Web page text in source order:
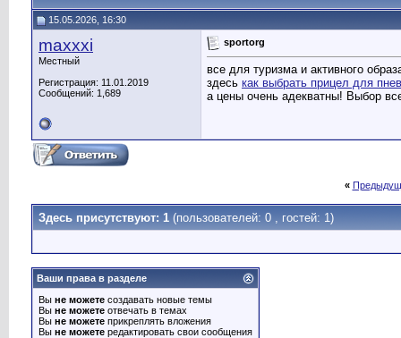
15.05.2026, 16:30
maxxxi
Местный
Регистрация: 11.01.2019
Сообщений: 1,689
sportorg
все для туризма и активного
здесь как выбрать прицел для
а цены очень адекватны! Выбор
«
Здесь присутствуют: 1 (пользователей: 0 , гостей: 1)
Ваши права в разделе
Вы не можете создавать новые темы
Вы не можете отвечать в темах
Вы не можете прикреплять вложения
Вы не можете редактировать свои сообщения